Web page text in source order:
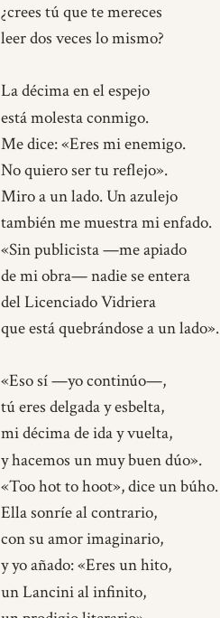
¿crees tú que te mereces
leer dos veces lo mismo?
La décima en el espejo
está molesta conmigo.
Me dice:«Eres mi enemigo.
No quiero ser tu reflejo».
Miro a un lado. Un azulejo
también me muestra mi enfado.
«Sin publicista —me apiado
de mi obra— nadie se entera
del Licenciado Vidriera
que está quebrándose a un lado».
«Eso sí —yo continúo—,
tú eres delgada y esbelta,
mi décima de ida y vuelta,
y hacemos un muy buen dúo».
«Too hot to hoot», dice un búho.
Ella sonríe al contrario,
con su amor imaginario,
y yo añado:«Eres un hito,
un Lancini al infinito,